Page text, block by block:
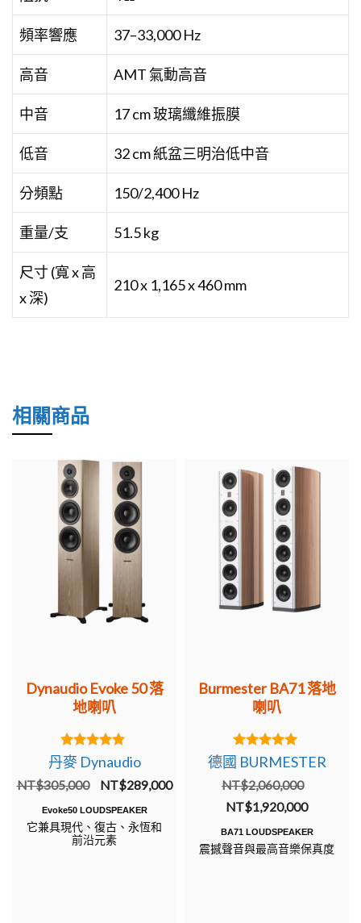
頻率響應 37–33,000 Hz
高音 AMT 氣動高音
中音 17 cm 玻璃纖維振膜
低音 32 cm 紙盆三明治低中音
分頻點 150/2,400 Hz
重量/支 51.5 kg
尺寸 (寬 x 高
x 深)
210 x 1,165 x 460 mm
相關商品
Dynaudio Evoke 50 落
地喇叭
5.00
out of 5
丹麥 Dynaudio
NT$305,000
原
始
價
格：
NT$289,000目
Evoke50 LOUDSPEAKER
它兼具現代、復古、永恆和
前沿元素
Burmester BA71 落地
喇叭
5.00
out of 5
德國 BURMESTER
NT$2,060,000
價
格：
NT$1,920,000目
前
價
BA71 LOUDSPEAKER
震撼聲音與最高音樂保真度